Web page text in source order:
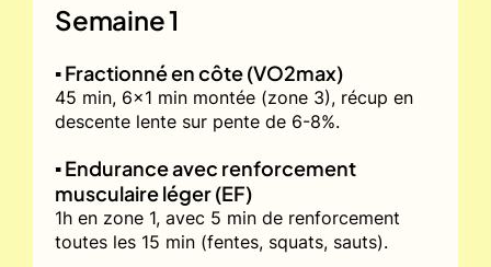
Semaine 1
▪️ Fractionné en côte (VO2max)
45 min, 6x1 min montée (zone 3), récup en
descente lente sur pente de 6-8%.
▪️ Endurance avec renforcement
musculaire léger (EF)
1h en zone 1, avec 5 min de renforcement
toutes les 15 min (fentes, squats, sauts).